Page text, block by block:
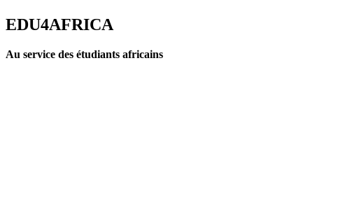
EDU4AFRICA
Au service des étudiants africains